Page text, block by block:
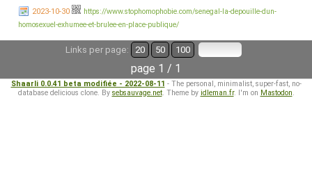
2023-10-30
https://www.stophomophobie.com/senegal-la-depouille-dun-
homosexuel-exhumee-et-brulee-en-place-publique/
Links per page: 20 50 100
page 1 / 1
Shaarli 0.0.41 beta modifiée - 2022-08-11 - The personal, minimalist, super-fast, no-
database delicious clone. By sebsauvage.net. Theme by idleman.fr. I'm on Mastodon.